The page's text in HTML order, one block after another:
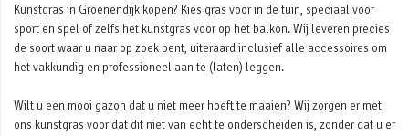
Kunstgras in Groenendijk kopen? Kies gras voor in de tuin, speciaal voor
sport en spel of zelfs het kunstgras voor op het balkon. Wij leveren precies
de soort waar u naar op zoek bent, uiteraard inclusief alle accessoires om
het vakkundig en professioneel aan te (laten) leggen.
Wilt u een mooi gazon dat u niet meer hoeft te maaien? Wij zorgen er met
ons kunstgras voor dat dit niet van echt te onderscheiden is, zonder dat u er